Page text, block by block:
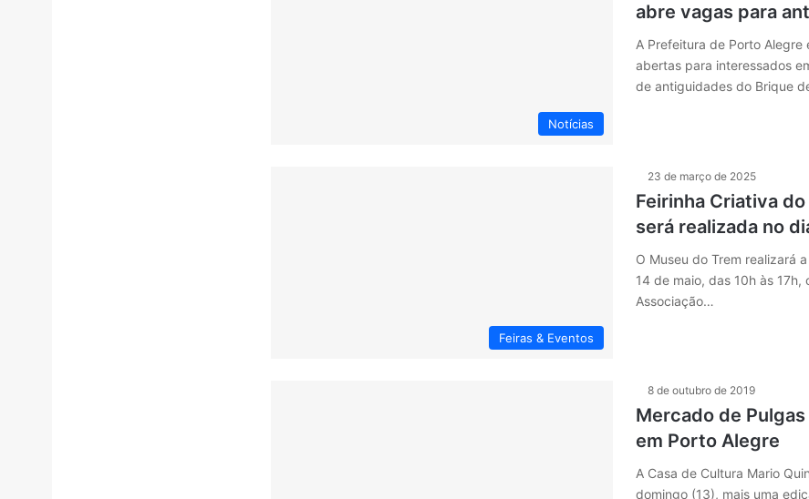
Notícias
abre vagas para
A Prefeitura de Porto Alegre
abertas para interessados
de antiguidades do Brique
Feiras & Eventos
23 de março de 2025
Feirinha Criativa
será realizada no
O Museu do Trem realizará
14 de maio, das 10h às 17h,
Associação…
8 de outubro de 2019
Mercado de
em Porto Alegre
A Casa de Cultura Mario
domingo (13), mais uma